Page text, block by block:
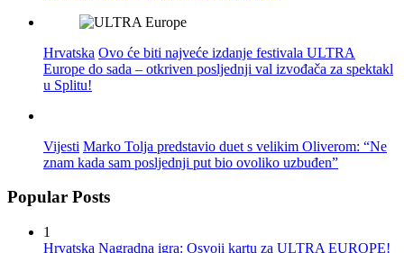
Hrvatska Ovo će biti najveće izdanje festivala ULTRA
Europe do sada – otkriven posljednji val izvođača za spektakl
u Splitu!
Vijesti Marko Tolja predstavio duet s velikim Oliverom: “Ne
znam kada sam posljednji put bio ovoliko uzbuđen”
Popular Posts
1
Hrvatska Nagradna igra: Osvoji kartu za ULTRA EUROPE!